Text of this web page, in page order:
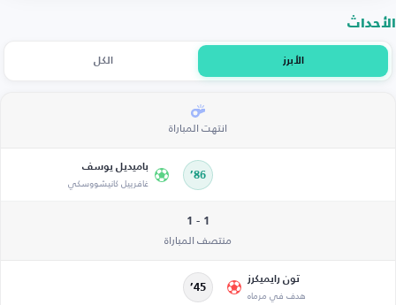
الأحداث
الأبرز الكل
انتهت المباراة
86’
باميديل يوسف
غافرييل كانيشووسكي
1 - 1
منتصف المباراة
تون رايميكرز
هدف في مرماه 45’